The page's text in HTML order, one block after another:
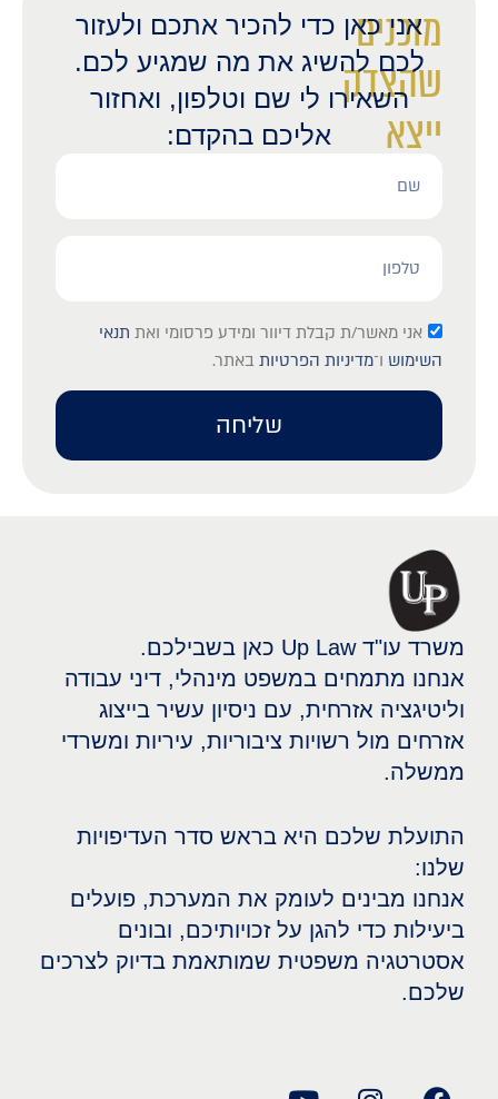
מוכנים
שהצדק
ייצא
לאור?
אני כאן כדי להכיר אתכם ולעזור
לכם להשיג את מה שמגיע לכם.
השאירו לי שם וטלפון, ואחזור
אליכם בהקדם:
אני מאשר/ת קבלת דיוור ומידע פרסומי ואת תנאי
השימוש ו־מדיניות הפרטיות באתר.
שליחה
משרד עו"ד Up Law כאן בשבילכם.
אנחנו מתמחים במשפט מינהלי, דיני עבודה
וליטיגציה אזרחית, עם ניסיון עשיר בייצוג
אזרחים מול רשויות ציבוריות, עיריות ומשרדי
ממשלה.
התועלת שלכם היא בראש סדר העדיפויות
שלנו:
אנחנו מבינים לעומק את המערכת, פועלים
ביעילות כדי להגן על זכויותיכם, ובונים
אסטרטגיה משפטית שמותאמת בדיוק לצרכים
שלכם.